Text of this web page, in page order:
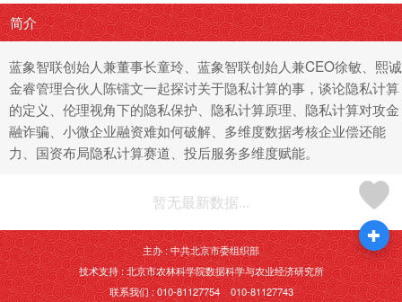
简介
蓝象智联创始人兼董事长童玲、蓝象智联创始人兼CEO徐敏、熙诚
金睿管理合伙人陈镭文一起探讨关于隐私计算的事，谈论隐私计算
的定义、伦理视角下的隐私保护、隐私计算原理、隐私计算对攻金
融诈骗、小微企业融资难如何破解、多维度数据考核企业偿还能
力、国资布局隐私计算赛道、投后服务多维度赋能。
暂无最新数据...
主办 : 中共北京市委组织部
技术支持 : 北京市农林科学院数据科学与农业经济研究所
联系我们 : 010-81127754 010-81127743